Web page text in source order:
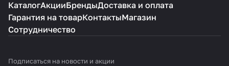
КаталогАкцииБрендыДоставка и оплата
Гарантия на товарКонтактыМагазин
Сотрудничество
Подписаться на новости и акции